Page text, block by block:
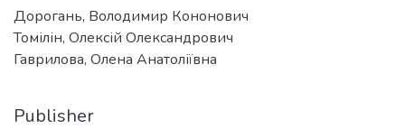
Дорогань, Володимир Кононович
Томілін, Олексій Олександрович
Гаврилова, Олена Анатоліївна
Publisher